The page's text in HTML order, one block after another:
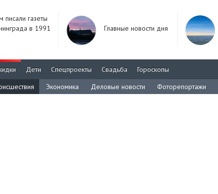
писали газеты
в 1991
Главные новости дня
Дети Спецпроекты Свадьба
Гороскопы
Экономика Деловые новости Фоторепортажи